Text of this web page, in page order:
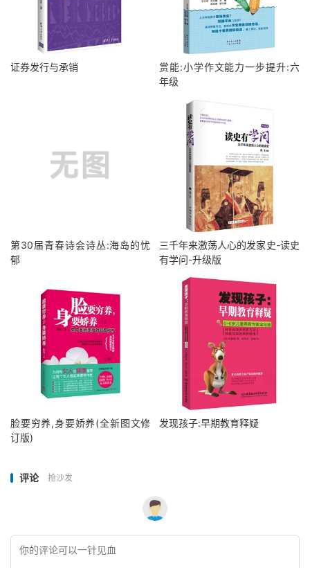
证券发行与承销
赏能:小学作文能力一步提升:六
年级
第30届青春诗会诗丛:海岛的忧
郁
三千年来激荡人心的发家史-读史
有学问-升级版
脸要穷养,身要娇养(全新图文修
订版)
发现孩子:早期教育释疑
评论 抢沙发